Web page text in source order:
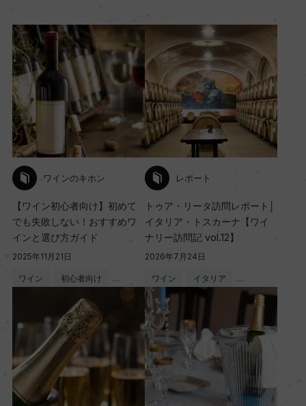
ワインのキホン
【ワイン初心者向け】初めて
でも失敗しない！おすすめワ
インと選び方ガイド
2025年11月21日
ワイン 初心者向け …
レポート
トゥア・リータ訪問レポート│
イタリア・トスカーナ【ワイ
ナリー訪問記 vol.12】
2026年7月24日
ワイン イタリア …